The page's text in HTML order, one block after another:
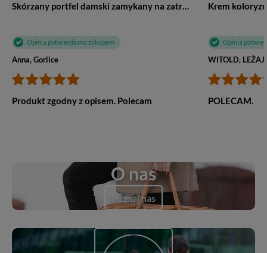
Skórzany portfel damski zamykany na zatrzask beżowy - Rovicky R-613-DDW
Opinia potwierdzona zakupem
Anna, Gorlice
Produkt zgodny z opisem. Polecam
Opinia
WITOLD,
POLECAM.
O nas
Poznaj nas